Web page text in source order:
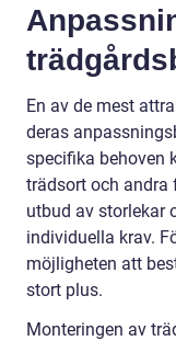
En av de mest
deras
specifika behoven
trädsort och andra
utbud av storlekar
individuella krav.
möjligheten att
stort plus.
Monteringen av